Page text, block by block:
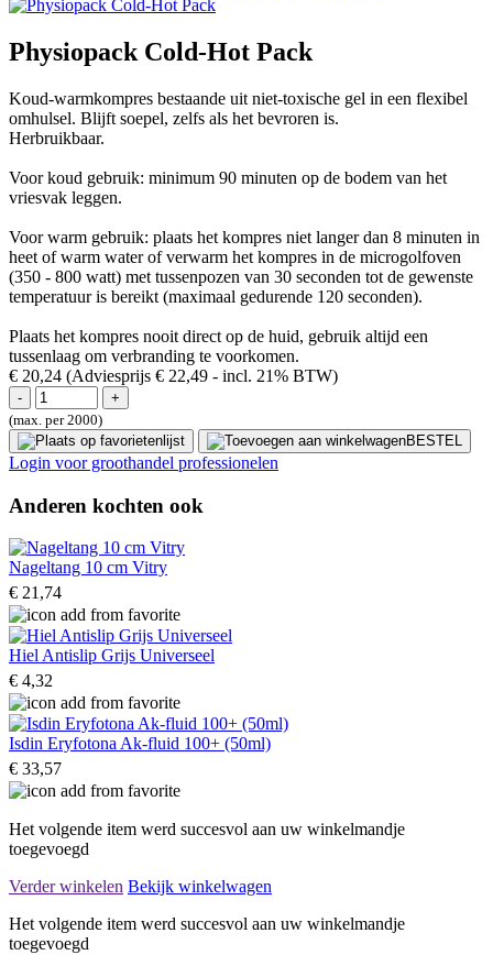
Physiopack Cold-Hot Pack
Koud-warmkompres bestaande uit niet-toxische gel in een flexibel
omhulsel. Blijft soepel, zelfs als het bevroren is.
Herbruikbaar.
Voor koud gebruik: minimum 90 minuten op de bodem van het
vriesvak leggen.
Voor warm gebruik: plaats het kompres niet langer dan 8 minuten in
heet of warm water of verwarm het kompres in de microgolfoven
(350 - 800 watt) met tussenpozen van 30 seconden tot de gewenste
temperatuur is bereikt (maximaal gedurende 120 seconden).
Plaats het kompres nooit direct op de huid, gebruik altijd een
tussenlaag om verbranding te voorkomen.
€ 20,24 (Adviesprijs € 22,49 - incl. 21% BTW)
(max. per 2000)
BESTEL
Login voor groothandel professionelen
Anderen kochten ook
Nageltang 10 cm Vitry
€ 21,74
Hiel Antislip Grijs Universeel
€ 4,32
Isdin Eryfotona Ak-fluid 100+ (50ml)
€ 33,57
Het volgende item werd succesvol aan uw winkelmandje
toegevoegd
Verder winkelen Bekijk winkelwagen
Het volgende item werd succesvol aan uw winkelmandje
toegevoegd